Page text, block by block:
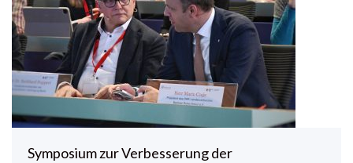
Symposium zur Verbesserung der